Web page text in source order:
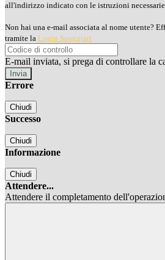
all'indirizzo indicato con le istruzioni
Non hai una e-mail associata al nome utente?
tramite la Login Spaggiari
E-mail inviata, si prega di controllare la
Errore
Chiudi
Successo
Chiudi
Informazione
Chiudi
Attendere...
Attendere il completamento